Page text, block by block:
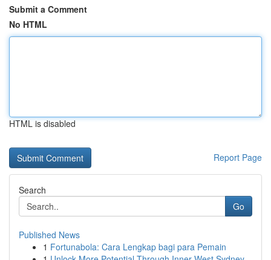
Submit a Comment
No HTML
HTML is disabled
Report Page
Search
Go
Published News
1 Fortunabola: Cara Lengkap bagi para Pemain